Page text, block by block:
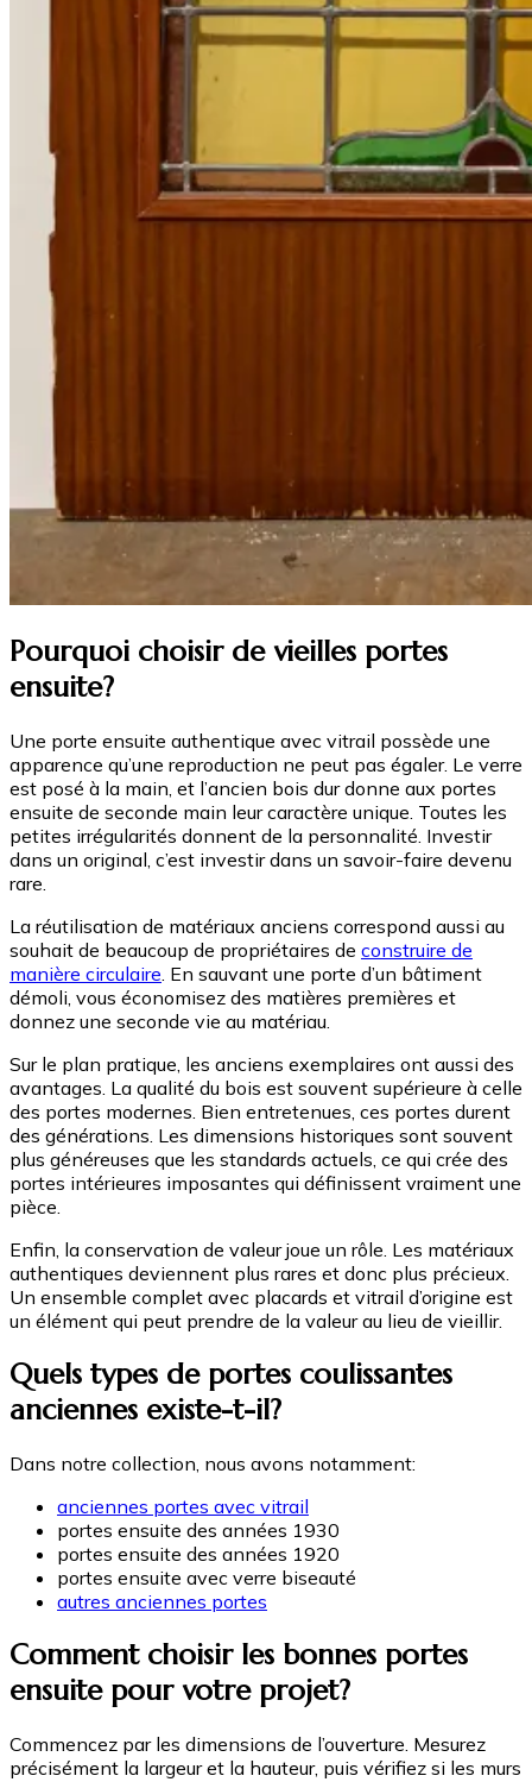
Pourquoi choisir de vieilles portes
ensuite?
Une porte ensuite authentique avec vitrail possède une
apparence qu’une reproduction ne peut pas égaler. Le verre
est posé à la main, et l’ancien bois dur donne aux portes
ensuite de seconde main leur caractère unique. Toutes les
petites irrégularités donnent de la personnalité. Investir
dans un original, c’est investir dans un savoir-faire devenu
rare.
La réutilisation de matériaux anciens correspond aussi au
souhait de beaucoup de propriétaires de construire de
manière circulaire. En sauvant une porte d’un bâtiment
démoli, vous économisez des matières premières et
donnez une seconde vie au matériau.
Sur le plan pratique, les anciens exemplaires ont aussi des
avantages. La qualité du bois est souvent supérieure à celle
des portes modernes. Bien entretenues, ces portes durent
des générations. Les dimensions historiques sont souvent
plus généreuses que les standards actuels, ce qui crée des
portes intérieures imposantes qui définissent vraiment une
pièce.
Enfin, la conservation de valeur joue un rôle. Les matériaux
authentiques deviennent plus rares et donc plus précieux.
Un ensemble complet avec placards et vitrail d’origine est
un élément qui peut prendre de la valeur au lieu de vieillir.
Quels types de portes coulissantes
anciennes existe-t-il?
Dans notre collection, nous avons notamment:
anciennes portes avec vitrail
portes ensuite des années 1930
portes ensuite des années 1920
portes ensuite avec verre biseauté
autres anciennes portes
Comment choisir les bonnes portes
ensuite pour votre projet?
Commencez par les dimensions de l’ouverture. Mesurez
précisément la largeur et la hauteur, puis vérifiez si les murs